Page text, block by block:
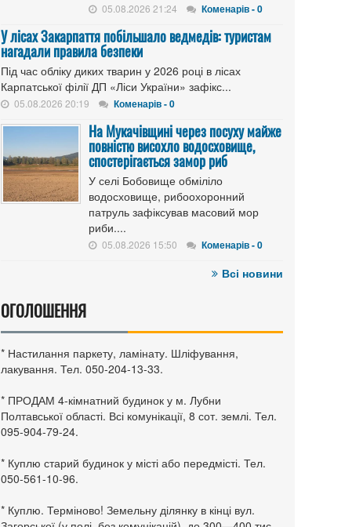
05.08.2026 21:24 Коменарів - 0
У лісах Закарпаття побільшало ведмедів: туристам
нагадали правила безпеки
Під час обліку диких тварин у 2026 році в лісах
Карпатської філії ДП «Ліси України» зафікс...
05.08.2026 20:19 Коменарів - 0
На Мукачівщині через посуху майже
повністю висохло водосховище,
спостерігається замор риб
У селі Бобовище обміліло
водосховище, рибоохоронний
патруль зафіксував масовий мор
риби....
05.08.2026 15:50 Коменарів - 0
Всі новини
ОГОЛОШЕННЯ
* Настилання паркету, ламінату. Шліфування,
лакування. Тел. 050-204-13-33.
* ПРОДАМ 4-кімнатний будинок у м. Лубни
Полтавської області. Всі комунікації, 8 сот. землі. Тел.
095-904-79-24.
* Куплю старий будинок у місті або передмісті. Тел.
050-561-10-96.
* Куплю. Терміново! Земельну ділянку в кінці вул.